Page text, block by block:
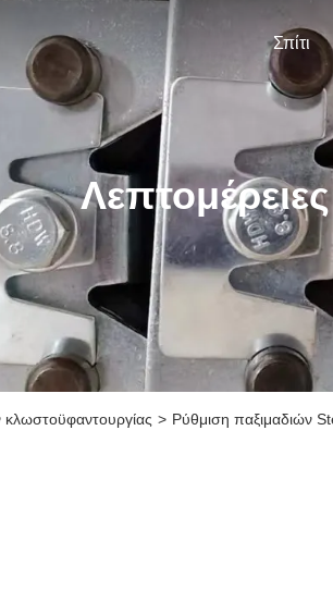
Σπίτι
κλωστοϋφαντουργίας > Ρύθμιση παξιμαδιών